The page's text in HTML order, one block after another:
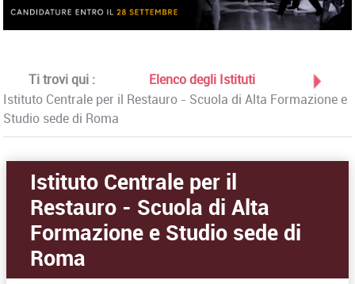
Ti trovi qui :
Elenco degli Istituti
Istituto Centrale per il Restauro - Scuola di Alta Formazione e
Studio sede di Roma
Istituto Centrale per il
Restauro - Scuola di Alta
Formazione e Studio sede di
Roma